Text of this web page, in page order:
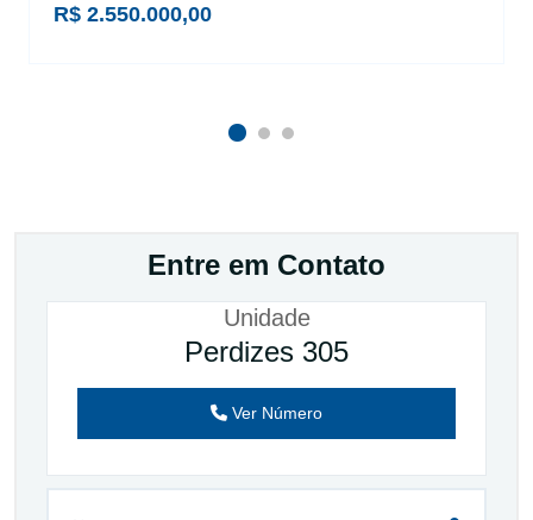
R$ 2.550.000,00
Entre em Contato
Unidade
Perdizes 305
Ver Número